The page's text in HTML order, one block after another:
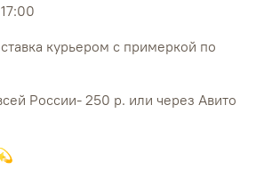
курьером с примеркой по
России- 250 р. или через Авито